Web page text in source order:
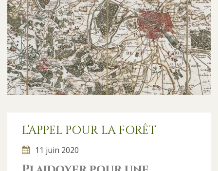
L’APPEL POUR LA FORÊT
11 juin 2020